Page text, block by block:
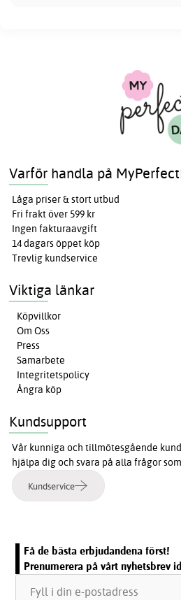
Varför handla på
Låga priser & stort utbud
Fri frakt över 599 kr
Ingen fakturaavgift
14 dagars öppet köp
Trevlig kundservice
Viktiga länkar
Köpvillkor
Om Oss
Press
Samarbete
Integritetspolicy
Ångra köp
Kundsupport
Vår kunniga och tillmötesgående
hjälpa dig och svara på alla frågor
Kundservice
Få de bästa erbjudandena först!
Prenumerera på vårt nyhetsbrev